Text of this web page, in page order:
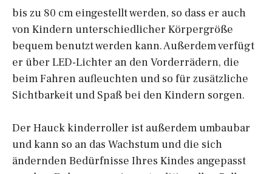
bis zu 80 cm eingestellt werden, so dass er auch
von Kindern unterschiedlicher Körpergröße
bequem benutzt werden kann. Außerdem verfügt
er über LED-Lichter an den Vorderrädern, die
beim Fahren aufleuchten und so für zusätzliche
Sichtbarkeit und Spaß bei den Kindern sorgen.
Der Hauck kinderroller ist außerdem umbaubar
und kann so an das Wachstum und die sich
ändernden Bedürfnisse Ihres Kindes angepasst